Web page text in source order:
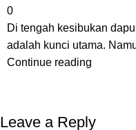
0
Di tengah kesibukan
adalah kunci utama.
Continue reading
Leave a Reply